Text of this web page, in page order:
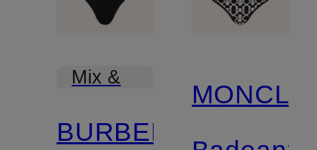
Mix &
BURBERRY